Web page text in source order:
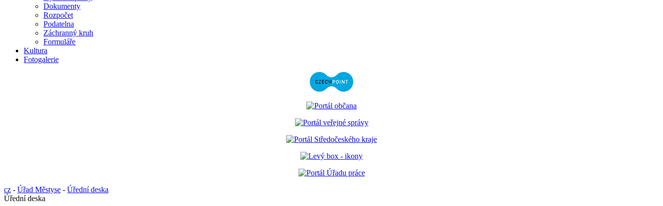
Dokumenty
Rozpočet
Podatelna
Záchranný kruh
Formuláře
Kultura
Fotogalerie
cz - Úřad Městyse - Úřední deska
Úřední deska